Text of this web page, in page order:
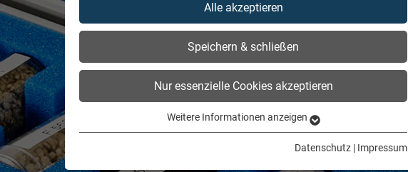
Alle akzeptieren
Speichern & schließen
Nur essenzielle Cookies akzeptieren
Essenzielle Cookies werden für grundlegende Funktionen der Webseite
Weitere Informationen anzeigen
Datenschutz | Impressum